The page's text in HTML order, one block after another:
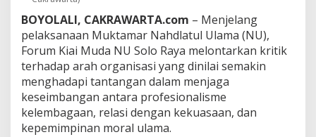
o
r
u
m
K
i
a
i
M
BOYOLALI, CAKRAWARTA.com – Menjelang
pelaksanaan Muktamar Nahdlatul Ulama (NU),
Forum Kiai Muda NU Solo Raya melontarkan kritik
terhadap arah organisasi yang dinilai semakin
menghadapi tantangan dalam menjaga
keseimbangan antara profesionalisme
kelembagaan, relasi dengan kekuasaan, dan
kepemimpinan moral ulama.